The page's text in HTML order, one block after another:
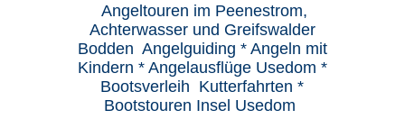
Angeltouren im Peenestrom,
Achterwasser und Greifswalder
Bodden Angelguiding * Angeln mit
Kindern * Angelausflüge Usedom *
Bootsverleih Kutterfahrten *
Bootstouren Insel Usedom